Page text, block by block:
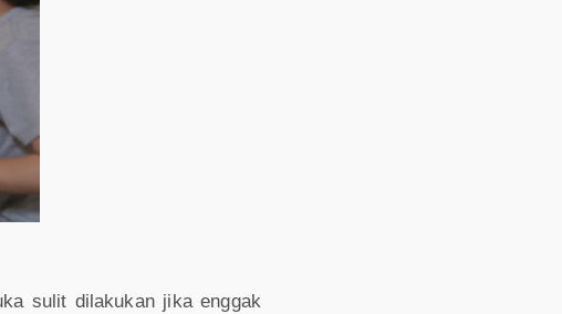
sulit dilakukan jika enggak